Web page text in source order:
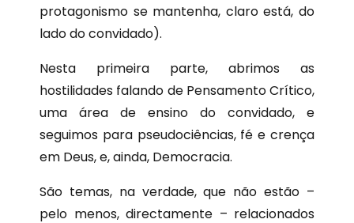
protagonismo se mantenha, claro está, do
lado do convidado).
Nesta primeira parte, abrimos as
hostilidades falando de Pensamento Crítico,
uma área de ensino do convidado, e
seguimos para pseudociências, fé e crença
em Deus, e, ainda, Democracia.
São temas, na verdade, que não estão –
pelo menos, directamente – relacionados